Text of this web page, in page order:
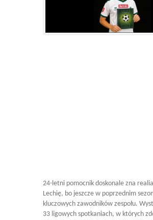
24-letni pomocnik doskonale zna
Lechię, bo jeszcze w poprzednim
kluczowych zawodników zespołu.
33 ligowych spotkaniach, w których